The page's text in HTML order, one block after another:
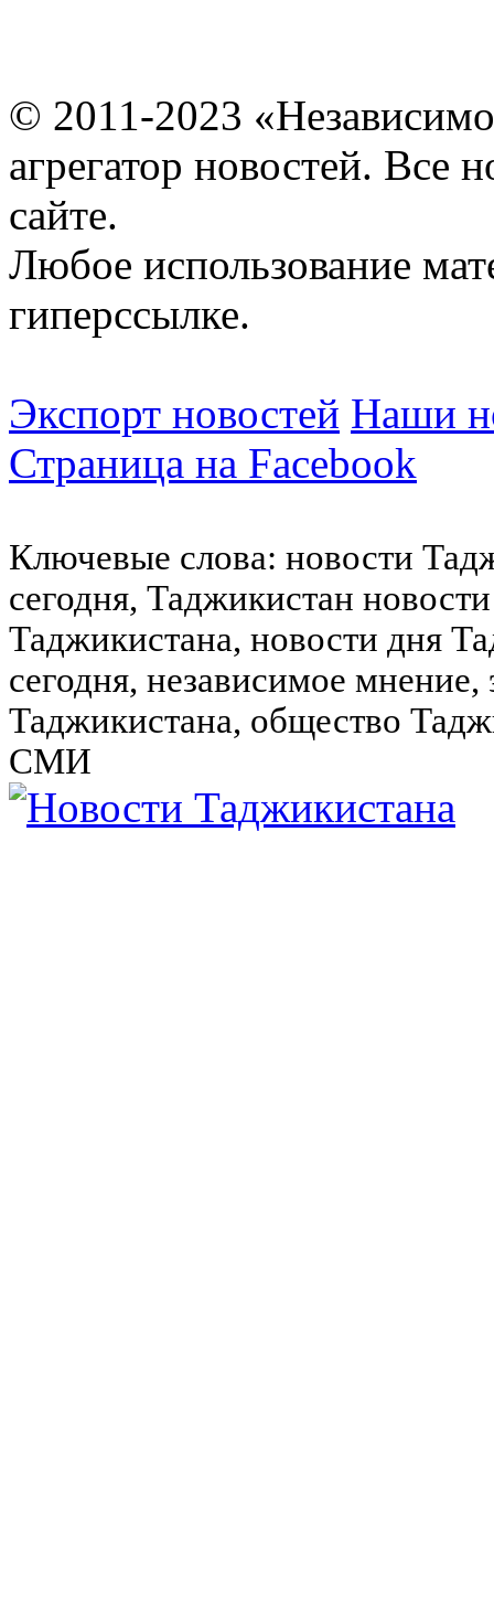
© 2011-2023
агрегатор новостей. Все
сайте.
Любое использование
гиперссылке.
Экспорт новостей Наши
Страница на Facebook
Ключевые слова: новости
сегодня, Таджикистан
Таджикистана, новости дня
сегодня, независимое
Таджикистана, общество
СМИ